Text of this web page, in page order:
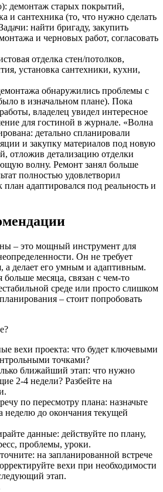
демонтаж старых покрытий,
и сантехника (то, что нужно сделать
найти бригаду, закупить
и черновых работ, согласовать
отделка стен/потолков,
установка сантехники, кухни,
обнаружились проблемы с
в изначальном плане). Пока
владелец увидел интересное
для гостиной в журнале. «Волна
детально спланировали
и закупку материалов под новую
отложив детализацию отделки
волну. Ремонт занял больше
полностью удовлетворил
план адаптировался под реальность и
– это мощный инструмент для
Он не требует
а делает его умным и адаптивным.
месяца, связан с чем-то
среде или просто слишком
– стоит попробовать
вехи проекта: что будет ключевыми
точками?
ближайший этап: что нужно
2-4 недели? Разбейте на
по пересмотру плана: назначьте
неделю до окончания текущей
данные: действуйте по плану,
проблемы, уроки.
на запланированной встрече
вехи при необходимости
этап.